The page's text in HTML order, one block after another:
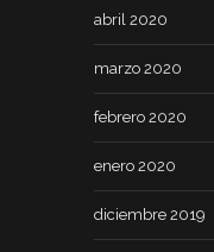
abril 2020
marzo 2020
febrero 2020
enero 2020
diciembre 2019